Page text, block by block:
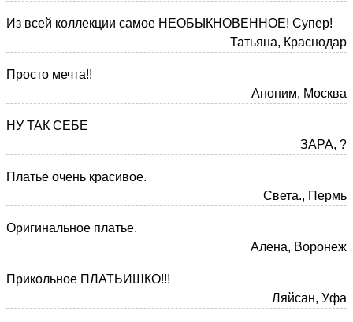
Из всей коллекции самое НЕОБЫКНОВЕННОЕ! Супер!
Татьяна, Краснодар
Просто мечта!!
Аноним, Москва
НУ ТАК СЕБЕ
ЗАРА, ?
Платье очень красивое.
Света., Пермь
Оригинальное платье.
Алена, Воронеж
Прикольное ПЛАТЬИШКО!!!
Ляйсан, Уфа